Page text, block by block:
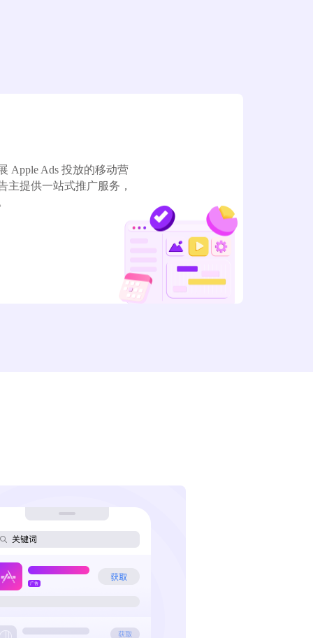
Apple Ads 投放的移动营
主提供一站式推广服务，